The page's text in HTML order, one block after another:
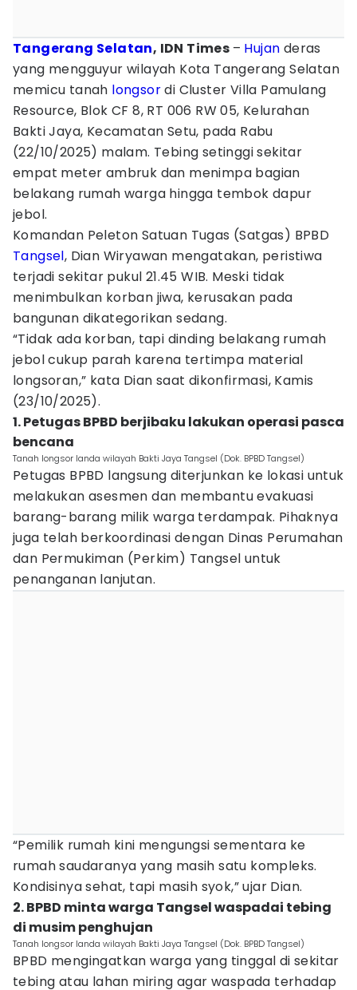
Tangerang Selatan, IDN Times – Hujan deras
yang mengguyur wilayah Kota Tangerang Selatan
memicu tanah longsordi Cluster Villa Pamulang
Resource, Blok CF 8, RT 006 RW 05, Kelurahan
Bakti Jaya, Kecamatan Setu, pada Rabu
(22/10/2025) malam. Tebing setinggi sekitar
empat meter ambruk dan menimpa bagian
belakang rumah warga hingga tembok dapur
jebol.
Komandan Peleton Satuan Tugas (Satgas) BPBD
Tangsel, Dian Wiryawan mengatakan, peristiwa
terjadi sekitar pukul 21.45 WIB. Meski tidak
menimbulkan korban jiwa, kerusakan pada
bangunan dikategorikan sedang.
“Tidak ada korban, tapi dinding belakang rumah
jebol cukup parah karena tertimpa material
longsoran,” kata Dian saat dikonfirmasi, Kamis
(23/10/2025).
1. Petugas BPBD berjibaku lakukan operasi pasca
bencana
Tanah longsor landa wilayah Bakti Jaya Tangsel (Dok. BPBD Tangsel)
Petugas BPBD langsung diterjunkan ke lokasi untuk
melakukan asesmen dan membantu evakuasi
barang-barang milik warga terdampak. Pihaknya
juga telah berkoordinasi dengan Dinas Perumahan
dan Permukiman (Perkim) Tangsel untuk
penanganan lanjutan.
“Pemilik rumah kini mengungsi sementara ke
rumah saudaranya yang masih satu kompleks.
Kondisinya sehat, tapi masih syok,” ujar Dian.
2. BPBD minta warga Tangsel waspadai tebing
di musim penghujan
Tanah longsor landa wilayah Bakti Jaya Tangsel (Dok. BPBD Tangsel)
BPBD mengingatkan warga yang tinggal di sekitar
tebing atau lahan miring agar waspada terhadap